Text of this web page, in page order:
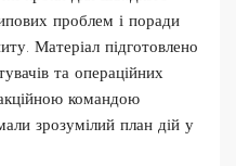
проблем і поради
Матеріал підготовлено
та операційних
командою
зрозумілий план дій у